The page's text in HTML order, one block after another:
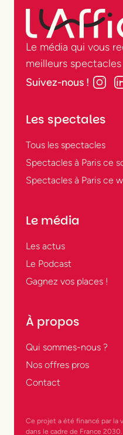
Le média qui vous
meilleurs spectacles
Suivez-nous !
Les spectales
Tous les spectacles
Spectacles à Paris ce
Spectacles à Paris ce
Le média
Les actus
Le Podcast
Gagnez vos places !
À propos
Qui sommes-nous ?
Nos offres pros
Contact
Ce projet a été financé par la
dans le cadre de France 2030.